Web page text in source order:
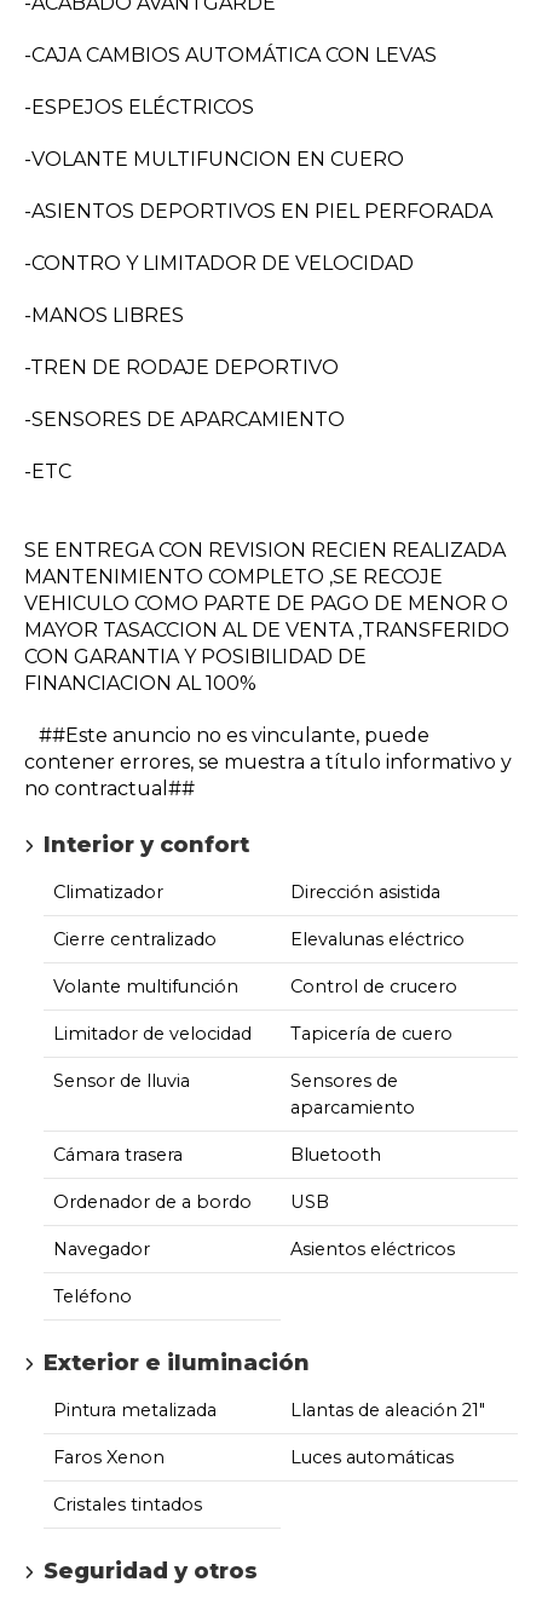
-CAJA CAMBIOS AUTOMÁTICA CON LEVAS
-ESPEJOS ELÉCTRICOS
-VOLANTE MULTIFUNCION EN CUERO
-ASIENTOS DEPORTIVOS EN PIEL PERFORADA
-CONTRO Y LIMITADOR DE VELOCIDAD
-MANOS LIBRES
-TREN DE RODAJE DEPORTIVO
-SENSORES DE APARCAMIENTO
-ETC
SE ENTREGA CON REVISION RECIEN REALIZADA
MANTENIMIENTO COMPLETO ,SE RECOJE
VEHICULO COMO PARTE DE PAGO DE MENOR O
MAYOR TASACCION AL DE VENTA ,TRANSFERIDO
CON GARANTIA Y POSIBILIDAD DE
FINANCIACION AL 100%
##Este anuncio no es vinculante, puede
contener errores, se muestra a título informativo y
no contractual##
Interior y confort
Climatizador Dirección asistida
Cierre centralizado Elevalunas eléctrico
Volante multifunción Control de crucero
Limitador de velocidad Tapicería de cuero
Sensor de lluvia
Sensores de
aparcamiento
Cámara trasera Bluetooth
Ordenador de a bordo USB
Navegador Asientos eléctricos
Teléfono
Exterior e iluminación
Pintura metalizada Llantas de aleación 21"
Faros Xenon Luces automáticas
Cristales tintados
Seguridad y otros